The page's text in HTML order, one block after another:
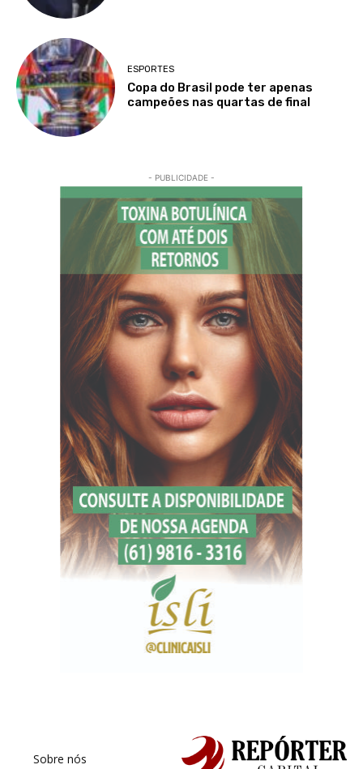
ESPORTES
Copa do Brasil pode ter apenas
campeões nas quartas de final
- PUBLICIDADE -
Sobre nós